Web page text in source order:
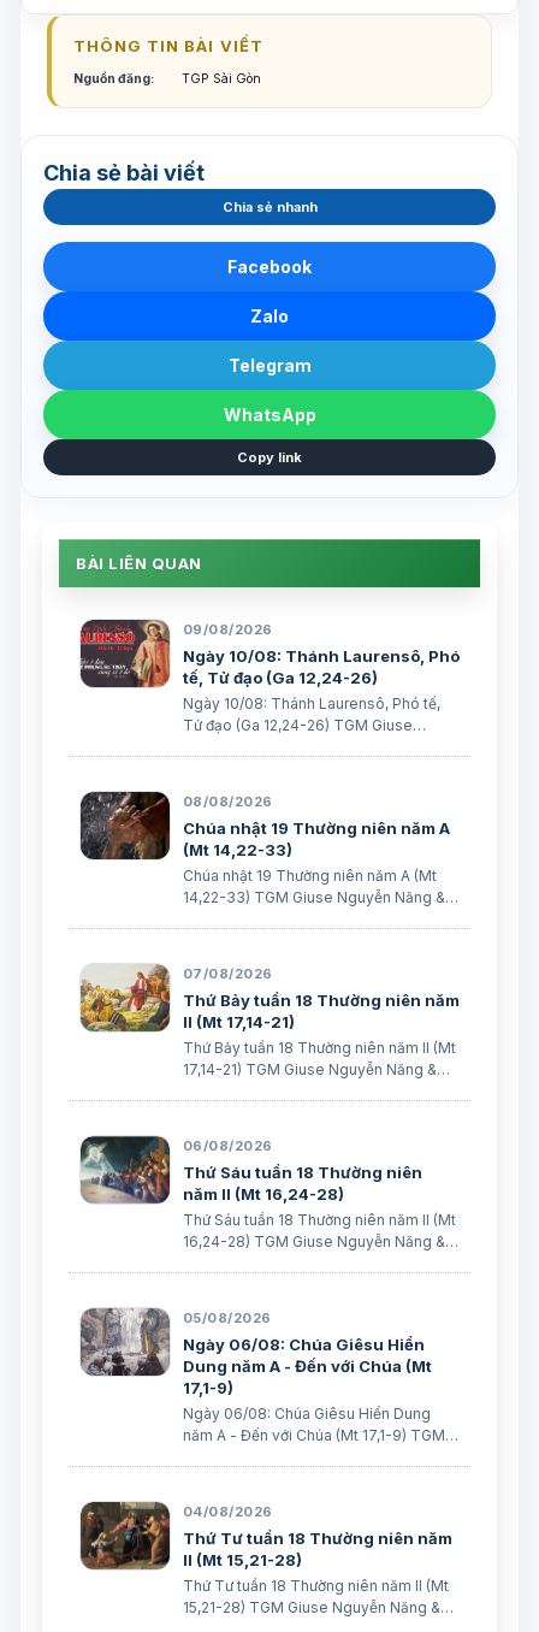
THÔNG TIN BÀI VIẾT
Nguồn đăng: TGP Sài Gòn
Chia sẻ bài viết
Chia sẻ nhanh
Facebook
Zalo
Telegram
WhatsApp
Copy link
BÀI LIÊN QUAN
09/08/2026
Ngày 10/08: Thánh Laurensô, Phó
tế, Tử đạo (Ga 12,24-26)
Ngày 10/08: Thánh Laurensô, Phó tế,
Tử đạo (Ga 12,24-26) TGM Giuse
6-10 Ai vui vẻ dâng hiến, thì được Thiên
C…
08/08/2026
Chúa nhật 19 Thường niên năm A
(Mt 14,22-33)
Chúa nhật 19 Thường niên năm A (Mt
14,22-33) TGM Giuse Nguyễn Năng &
07/08/2026
Thứ Bảy tuần 18 Thường niên năm
II (Mt 17,14-21)
Thứ Bảy tuần 18 Thường niên năm II (Mt
17,14-21) TGM Giuse Nguyễn Năng &
(Mt 17,16) BÀI ĐỌC I (năm II): Kb 1, 12…
06/08/2026
Thứ Sáu tuần 18 Thường niên
năm II (Mt 16,24-28)
Thứ Sáu tuần 18 Thường niên năm II (Mt
16,24-28) TGM Giuse Nguyễn Năng &
“Khốn cho thành khát má…
05/08/2026
Ngày 06/08: Chúa Giêsu Hiển
Dung năm A - Đến với Chúa (Mt
17,1-9)
Ngày 06/08: Chúa Giêsu Hiển Dung
năm A - Đến với Chúa (Mt 17,1-9) TGM
trắng như tuyết”. Trích sách Tiên tri…
04/08/2026
Thứ Tư tuần 18 Thường niên năm
II (Mt 15,21-28)
Thứ Tư tuần 18 Thường niên năm II (Mt
15,21-28) TGM Giuse Nguyễn Năng &